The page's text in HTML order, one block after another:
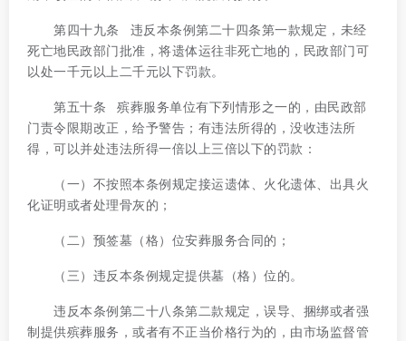
第四十九条 违反本条例第二十四条第一款规定，未经
死亡地民政部门批准，将遗体运往非死亡地的，民政部门可
以处一千元以上二千元以下罚款。
第五十条 殡葬服务单位有下列情形之一的，由民政部
门责令限期改正，给予警告；有违法所得的，没收违法所
得，可以并处违法所得一倍以上三倍以下的罚款：
（一）不按照本条例规定接运遗体、火化遗体、出具火
化证明或者处理骨灰的；
（二）预签墓（格）位安葬服务合同的；
（三）违反本条例规定提供墓（格）位的。
违反本条例第二十八条第二款规定，误导、捆绑或者强
制提供殡葬服务，或者有不正当价格行为的，由市场监督管